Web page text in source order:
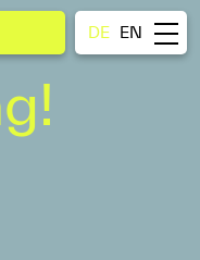
DE EN